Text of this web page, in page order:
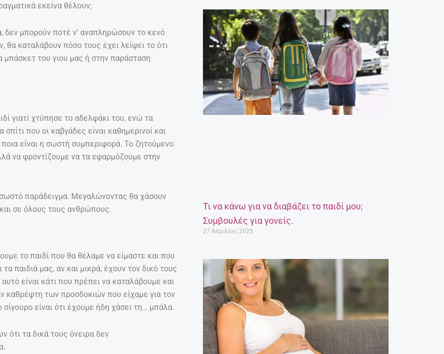
εκείνα θέλουν;
δεν μπορούν ποτέ ν’ αναπληρώσουν το κενό
καταλάβουν πόσο τους έχει λείψει το ότι
του γιου μας ή στην παράσταση
γιατί χτύπησε το αδελφάκι του, ενώ τα
που οι καβγάδες είναι καθημερινοί και
είναι η σωστή συμπεριφορά. Το ζητούμενο
να φροντίζουμε να τα εφαρμόζουμε στην
παράδειγμα. Μεγαλώνοντας θα χάσουν
σε όλους τους ανθρώπους.
το παιδί που θα θέλαμε να είμαστε και που
παιδιά μας, αν και μικρά, έχουν τον δικό τους
είναι κάτι που πρέπει να καταλάβουμε και
καθρέφτη των προσδοκιών που είχαμε για τον
είναι ότι έχουμε ήδη χάσει τη… μπάλα.
ότι τα δικά τους όνειρα δεν
Τι να κάνω για να διαβάζει το παιδί μου;
Συμβουλές για γονείς.
27 Απριλίου, 2025